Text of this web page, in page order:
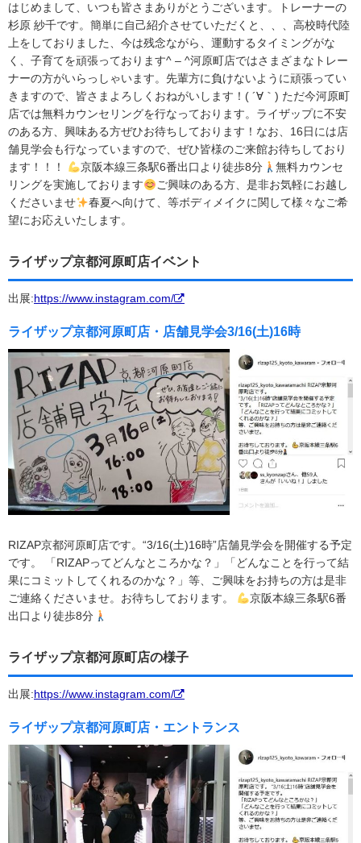
はじめまして、いつも皆さまありがとうございます。トレーナーの
杉原 紗千です。簡単に自己紹介させていただくと、、、高校時代陸
上をしておりました、今は残念ながら、運動するタイミングがな
く、子育てを頑張っております^ – ^河原町店ではさまざまなトレー
ナーの方がいらっしゃいます。先輩方に負けないように頑張ってい
きますので、皆さまよろしくおねがいします！( ´∀｀) ただ今河原町
店では無料カウンセリングを行なっております。ライザップに不安
のある方、興味ある方ぜひお待ちしております！なお、16日には店
舗見学会も行なっていますので、ぜひ皆様のご来館お待ちしており
ます！！！
京阪本線三条駅6番出口より徒歩8分
無料カウンセ
リングを実施しております
ご興味のある方、是非お気軽にお越し
くださいませ
春夏へ向けて、等ボディメイクに関して様々なご希
望にお応えいたします。
ライザップ京都河原町店イベント
出展:https://www.instagram.com/
ライザップ京都河原町店・店舗見学会3/16(土)16時
RIZAP京都河原町店です。“3/16(土)16時”店舗見学会を開催する予定
です。 「RIZAPってどんなところかな？」「どんなことを行って結
果にコミットしてくれるのかな？」等、ご興味をお持ちの方は是非
ご連絡くださいませ。お待ちしております。
京阪本線三条駅6番
出口より徒歩8分
ライザップ京都河原町店の様子
出展:https://www.instagram.com/
ライザップ京都河原町店・エントランス